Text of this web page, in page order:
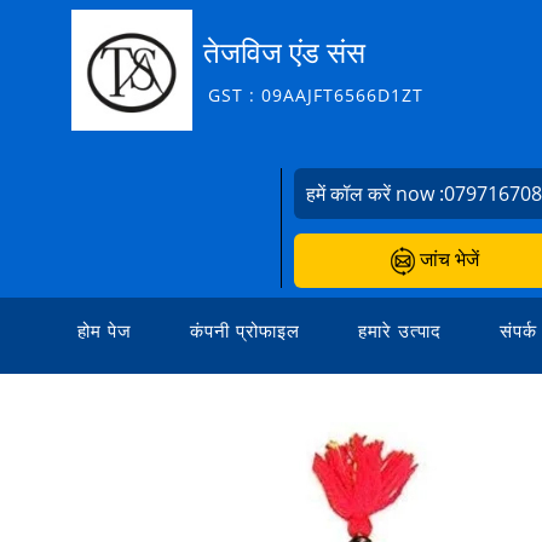
तेजविज एंड संस
GST : 09AAJFT6566D1ZT
हमें कॉल करें now :
जांच भेजें
होम पेज कंपनी प्रोफाइल हमारे उत्पाद